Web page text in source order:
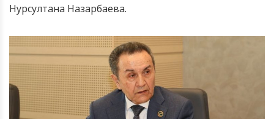
Нурсултана Назарбаева.